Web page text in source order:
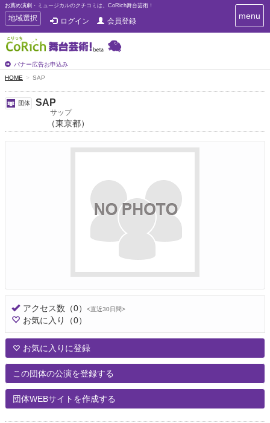
お薦め演劇・ミュージカルのクチコミは、CoRich舞台芸術！
T
o
g
g
e
n
a
v
i
a
t
地域選択 ログイン 会員登録
バナー広告お申込み
T
o
menu
HOME SAP
団体 SAP
サップ
（東京都）
アクセス数 （0） <直近30日間>
お気に入り （0）
お気に入りに登録
この団体の公演を登録する
団体WEBサイトを作成する